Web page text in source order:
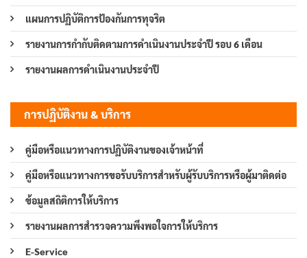
แผนการปฏิบัติการป้องกันการทุจริต
รายงานการกำกับติดตามการดำเนินงานประจำปี รอบ 6 เดือน
รายงานผลการดำเนินงานประจำปี
การปฏิบัติงาน & บริการ
คู่มือหรือแนวทางการปฏิบัติงานของเจ้าหน้าที่
คู่มือหรือแนวทางการขอรับบริการสำหรับผู้รับบริการหรือผู้มาติดต่อ
ข้อมูลสถิติการให้บริการ
รายงานผลการสำรวจความพึงพอใจการให้บริการ
E-Service